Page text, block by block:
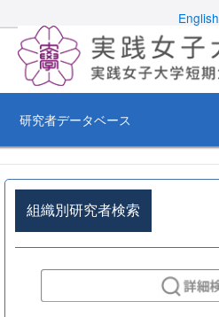
English
研究者データベース
組織別研究者検索